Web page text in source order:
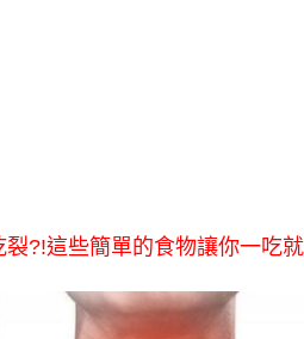
?!這些簡單的食物讓你一吃就